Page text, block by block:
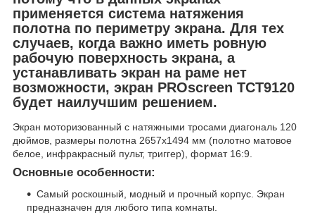
применяется система натяжения
полотна по периметру экрана. Для тех
случаев, когда важно иметь ровную
рабочую поверхность экрана, а
устанавливать экран на раме нет
возможности, экран PROscreen TCT9120
будет наилучшим решением.
Экран моторизованный с натяжными тросами диагональ 120
дюймов, размеры полотна 2657х1494 мм (полотно матовое
белое, инфракрасный пульт, триггер), формат 16:9.
Основные особенности:
Самый роскошный, модный и прочный корпус. Экран
предназначен для любого типа комнаты.